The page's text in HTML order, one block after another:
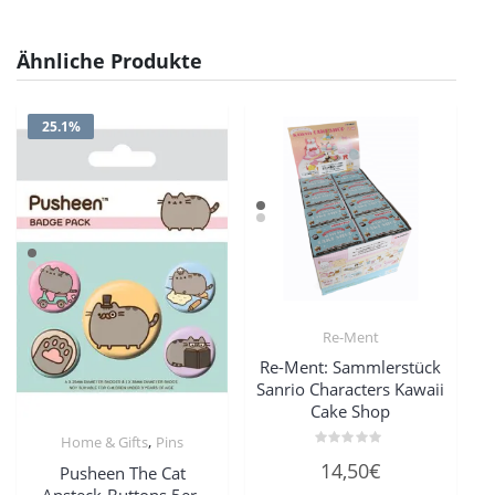
Ähnliche Produkte
25.1%
Home & Gifts, Pins
Pusheen The Cat
Re-Ment
Re-Ment: Sammlerstück
Sanrio Characters Kawaii
Cake Shop
mit
14,50€